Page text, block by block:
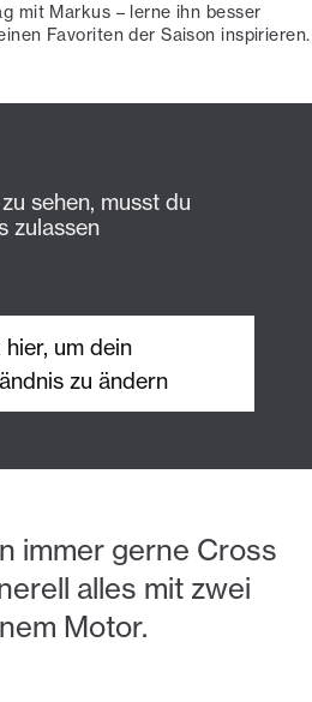
mit Markus – lerne ihn besser
Favoriten der Saison inspirieren.
sehen, musst du
zulassen
hier, um dein
zu ändern
immer gerne Cross
alles mit zwei
Motor.